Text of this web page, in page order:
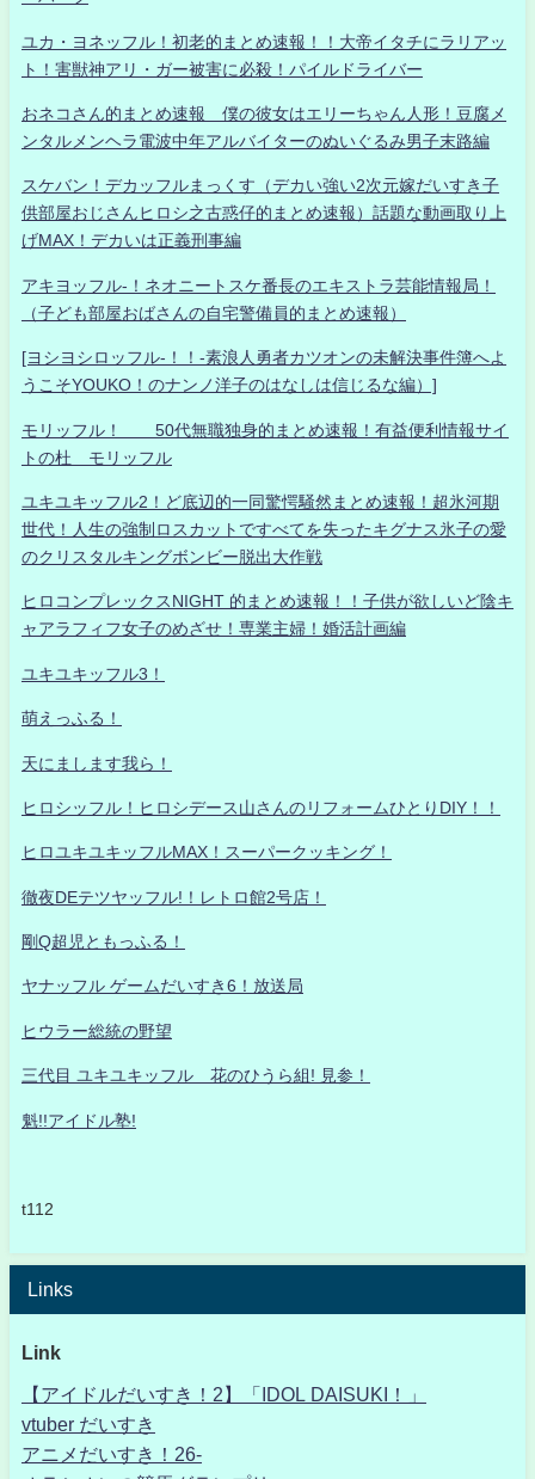
ユカ・ヨネッフル！初老的まとめ速報！！大帝イタチにラリアッ
ト！害獣神アリ・ガー被害に必殺！パイルドライバー
おネコさん的まとめ速報 僕の彼女はエリーちゃん人形！豆腐メ
ンタルメンヘラ電波中年アルバイターのぬいぐるみ男子末路編
スケバン！デカッフルまっくす（デカい強い2次元嫁だいすき子
供部屋おじさんヒロシ之古惑仔的まとめ速報）話題な動画取り上
げMAX！デカいは正義刑事編
アキヨッフル-！ネオニートスケ番長のエキストラ芸能情報局！
（子ども部屋おばさんの自宅警備員的まとめ速報）
[ヨシヨシロッフル-！！-素浪人勇者カツオンの未解決事件簿へよ
うこそYOUKO！のナンノ洋子のはなしは信じるな編）]
モリッフル！ 50代無職独身的まとめ速報！有益便利情報サイ
トの杜 モリッフル
ユキユキッフル2！ど底辺的一同驚愕騒然まとめ速報！超氷河期
世代！人生の強制ロスカットですべてを失ったキグナス氷子の愛
のクリスタルキングボンビー脱出大作戦
ヒロコンプレックスNIGHT 的まとめ速報！！子供が欲しいど陰キ
ャアラフィフ女子のめざせ！専業主婦！婚活計画編
ユキユキッフル3！
萌えっふる！
天にまします我ら！
ヒロシッフル！ヒロシデース山さんのリフォームひとりDIY！！
ヒロユキユキッフルMAX！スーパークッキング！
徹夜DEテツヤッフル!！レトロ館2号店！
剛Q超児ともっふる！
ヤナッフル ゲームだいすき6！放送局
ヒウラー総統の野望
三代目 ユキユキッフル 花のひうら組! 見参！
魁!!アイドル塾!
t112
Links
Link
【アイドルだいすき！2】「IDOL DAISUKI！」
vtuber だいすき
アニメだいすき！26-